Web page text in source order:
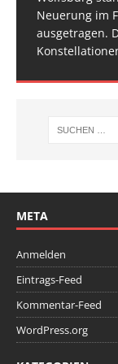
Neuerung im
ausgetragen.
(Baden-
Deutschen[…]
META
Anmelden
Eintrags-Feed
Kommentar-Feed
WordPress.org